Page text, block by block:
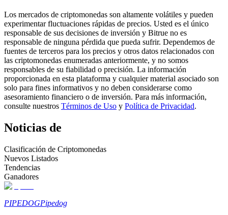
Conviértete en un Trader de Copia
Disfruta del reparto de beneficios y comisiones de copy trading
Información
Los mercados de criptomonedas son altamente volátiles y pueden
experimentar fluctuaciones rápidas de precios. Usted es el único
responsable de sus decisiones de inversión y Bitrue no es
responsable de ninguna pérdida que pueda sufrir. Dependemos de
fuentes de terceros para los precios y otros datos relacionados con
las criptomonedas enumeradas anteriormente, y no somos
responsables de su fiabilidad o precisión. La información
proporcionada en esta plataforma y cualquier material asociado son
solo para fines informativos y no deben considerarse como
asesoramiento financiero o de inversión. Para más información,
consulte nuestros Términos de Uso y Política de Privacidad.
Noticias de
Clasificación de Criptomonedas
Nuevos Listados
Tendencias
Ganadores
PIPEDOGPipedog